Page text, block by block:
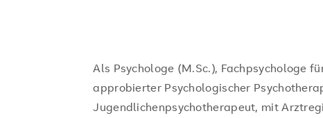
Als Psychologe (M.Sc.), Fachpsychologe
approbierter Psychologischer
Jugendlichenpsychotherapeut, mit